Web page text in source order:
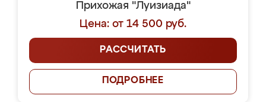
Прихожая "Луизиада"
Цена: от 14 500 руб.
РАССЧИТАТЬ
ПОДРОБНЕЕ